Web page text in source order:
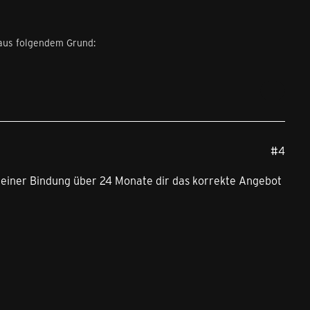
folgendem Grund:
#4
Bindung über 24 Monate dir das korrekte Angebot